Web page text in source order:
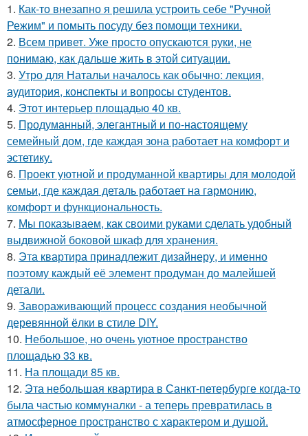
1. Как-то внезапно я решила устроить себе "Ручной
Режим" и помыть посуду без помощи техники.
2. Всем привет. Уже просто опускаются руки, не
понимаю, как дальше жить в этой ситуации.
3. Утро для Натальи началось как обычно: лекция,
аудитория, конспекты и вопросы студентов.
4. Этот интерьер площадью 40 кв.
5. Продуманный, элегантный и по-настоящему
семейный дом, где каждая зона работает на комфорт и
эстетику.
6. Проект уютной и продуманной квартиры для молодой
семьи, где каждая деталь работает на гармонию,
комфорт и функциональность.
7. Мы показываем, как своими руками сделать удобный
выдвижной боковой шкаф для хранения.
8. Эта квартира принадлежит дизайнеру, и именно
поэтому каждый её элемент продуман до малейшей
детали.
9. Завораживающий процесс создания необычной
деревянной ёлки в стиле DIY.
10. Небольшое, но очень уютное пространство
площадью 33 кв.
11. На площади 85 кв.
12. Эта небольшая квартира в Санкт-петербурге когда-то
была частью коммуналки - а теперь превратилась в
атмосферное пространство с характером и душой.